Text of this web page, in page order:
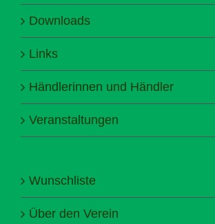
Downloads
Links
Händlerinnen und Händler
Veranstaltungen
Wunschliste
Über den Verein